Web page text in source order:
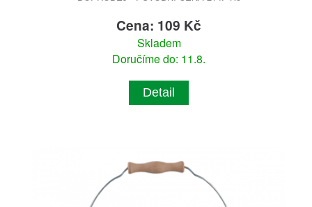
Cena: 109 Kč
Skladem
Doručíme do: 11.8.
Detail